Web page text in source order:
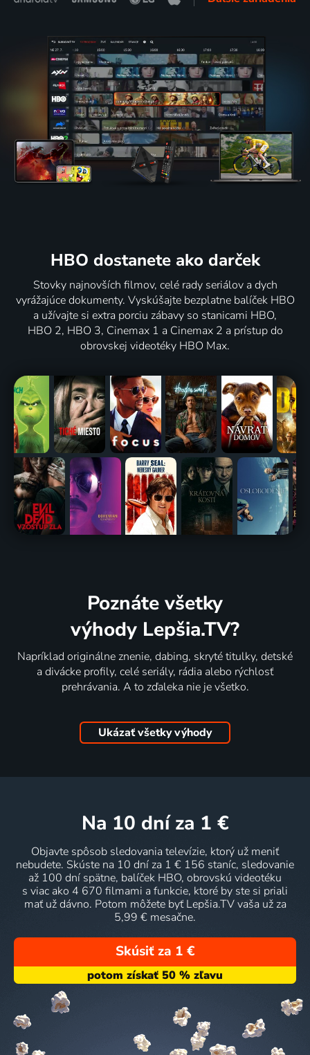
HBO dostanete ako darček
Stovky najnovších filmov, celé rady seriálov a dych
vyrážajúce dokumenty. Vyskúšajte bezplatne balíček HBO
a užívajte si extra porciu zábavy so stanicami HBO,
HBO 2, HBO 3, Cinemax 1 a Cinemax 2 a prístup do
obrovskej videotéky HBO Max.
Poznáte všetky
výhody Lepšia.TV?
Napríklad originálne znenie, dabing, skryté titulky, detské
a divácke profily, celé seriály, rádia alebo rýchlosť
prehrávania. A to zďaleka nie je všetko.
Ukázať všetky výhody
na 10 dní za 1 €
Objavte spôsob sledovania televízie, ktorý už meniť
nebudete. Skúste na 10 dní za 1 € 156 staníc, sledovanie
až 100 dní spätne, balíček HBO, obrovskú videotéku
s viac ako 4 670 filmami a funkcie, ktoré by ste si priali
mať už dávno. Potom môžete byť Lepšia.TV vaša už za
5,99 € mesačne.
Skúsiť za 1 €